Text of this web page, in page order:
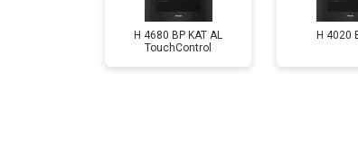
H 4680 BP KAT AL
TouchControl
H 4020